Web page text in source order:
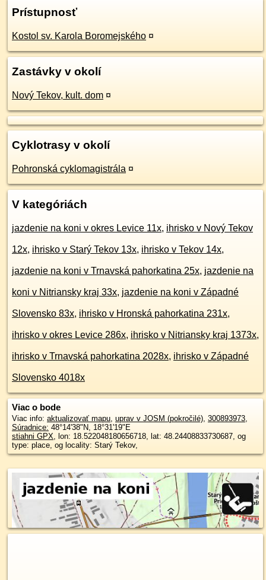
Prístupnosť
Kostol sv. Karola Boromejského ¤
Zastávky v okolí
Nový Tekov, kult. dom ¤
Cyklotrasy v okolí
Pohronská cyklomagistrála ¤
V kategóriách
jazdenie na koni v okres Levice 11x, ihrisko v Nový Tekov
12x, ihrisko v Starý Tekov 13x, ihrisko v Tekov 14x,
jazdenie na koni v Trnavská pahorkatina 25x, jazdenie na
koni v Nitriansky kraj 33x, jazdenie na koni v Západné
Slovensko 83x, ihrisko v Hronská pahorkatina 231x,
ihrisko v okres Levice 286x, ihrisko v Nitriansky kraj 1373x,
ihrisko v Trnavská pahorkatina 2028x, ihrisko v Západné
Slovensko 4018x
Viac o bode
Viac info: aktualizovať mapu, uprav v JOSM (pokročilé), 300893973,
Súradnice: 48°14'38"N, 18°31'19"E
stiahni GPX, lon: 18.522048180656718, lat: 48.24408833730687, og
type: place, og locality: Starý Tekov,